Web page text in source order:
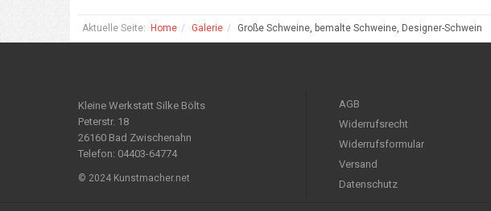
Aktuelle Seite: Home Galerie Große Schweine, bemalte Schweine, Designer-Schwein
Kleine Werkstatt Silke Bölts
Peterstr. 18
26160 Bad Zwischenahn
Telefon: 04403-64774
© 2024 Kunstmacher.net
AGB
Widerrufsrecht
Widerrufsformular
Versand
Datenschutz